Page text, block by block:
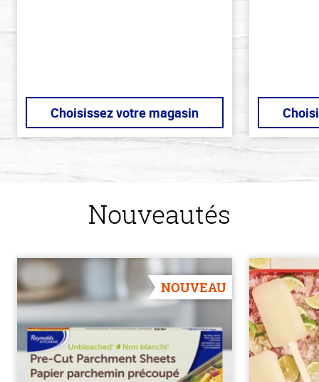
Choisissez votre magasin
Nouveautés
NOUVEAU